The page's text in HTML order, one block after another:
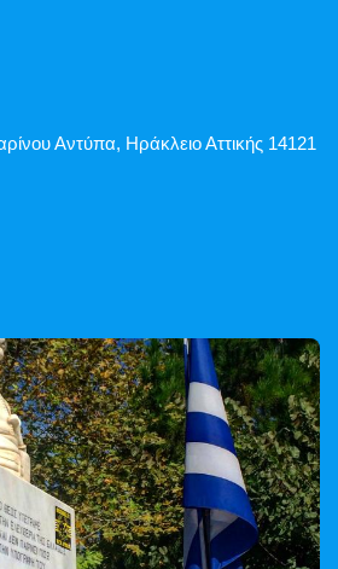
Αντύπα, Ηράκλειο Αττικής 14121